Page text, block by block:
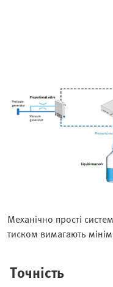
Механічно прості
тиском вимагають
Точність